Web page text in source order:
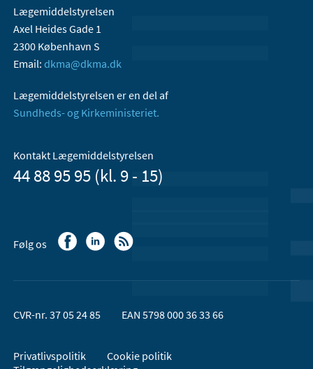
Lægemiddelstyrelsen
Axel Heides Gade 1
2300 København S
Email: dkma@dkma.dk
Lægemiddelstyrelsen er en del af
Sundheds- og Kirkeministeriet.
Kontakt Lægemiddelstyrelsen
44 88 95 95 (kl. 9 - 15)
Følg os
CVR-nr. 37 05 24 85 EAN 5798 000 36 33 66
Privatlivspolitik
Cookie politik